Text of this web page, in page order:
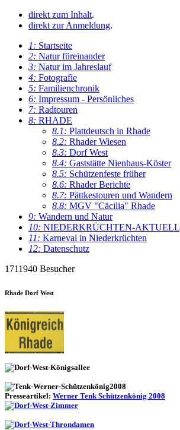
direkt zum Inhalt.
direkt zur Anmeldung.
1: Startseite
2: Natur füreinander
3: Natur im Jahreslauf
4: Fotografie
5: Familienchronik
6: Impressum - Persönliches
7: Radtouren
8: RHADE
8.1: Plattdeutsch in Rhade
8.2: Rhader Wiesen
8.3: Dorf West
8.4: Gaststätte Nienhaus-Köster
8.5: Schützenfeste früher
8.6: Rhader Berichte
8.7: Pättkestouren und Wandern
8.8: MGV "Cäcilia" Rhade
9: Wandern und Natur
10: NIEDERKRÜCHTEN-AKTUELL
11: Karneval in Niederkrüchten
12: Datenschutz
1711940 Besucher
Rhade Dorf West
Presseartikel: Werner Tenk Schützenkönig 2008